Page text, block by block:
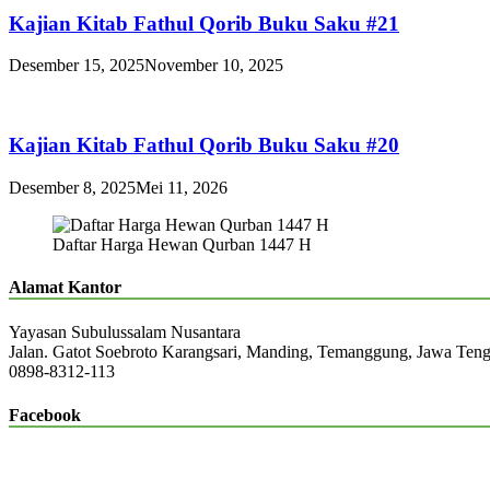
Kajian Kitab Fathul Qorib Buku Saku #21
Desember 15, 2025November 10, 2025
Kajian Kitab Fathul Qorib Buku Saku #20
Desember 8, 2025Mei 11, 2026
Daftar Harga Hewan Qurban 1447 H
Alamat Kantor
Yayasan Subulussalam Nusantara
Jalan. Gatot Soebroto Karangsari, Manding, Temanggung, Jawa
0898-8312-113
Facebook